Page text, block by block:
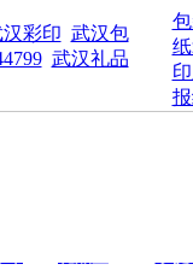
彩印 武汉包
武汉礼品